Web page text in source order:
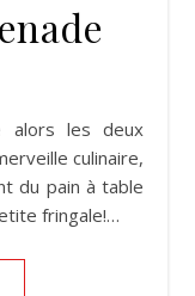
culinaire,
du pain à table
fringale!…